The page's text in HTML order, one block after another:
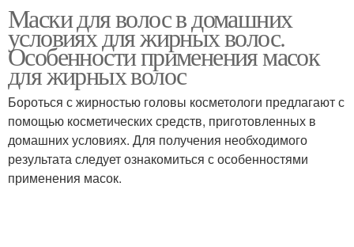
корней
Маска от жирности
Маска с глиной Кефирная маска
Маски для волос в домашних
условиях для жирных волос.
Особенности применения масок
для жирных волос
Бороться с жирностью головы косметологи предлагают с
помощью косметических средств, приготовленных в
домашних условиях. Для получения необходимого
результата следует ознакомиться с особенностями
применения масок.